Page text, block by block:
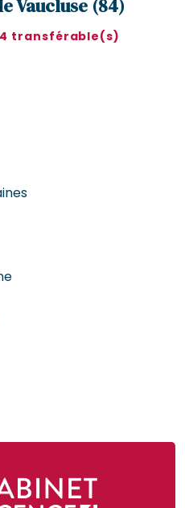
Vaucluse (84)
transférable(s)